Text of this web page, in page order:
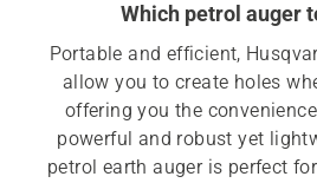
Which petrol auger
Portable and efficient,
allow you to create holes
offering you the
powerful and robust yet
petrol earth auger is perfect